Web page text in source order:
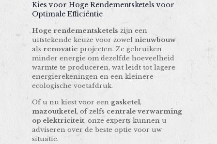
Kies voor Hoge Rendementsketels voor
Optimale Efficiëntie
Hoge rendementsketels zijn een
uitstekende keuze voor zowel nieuwbouw
als renovatie projecten. Ze gebruiken
minder energie om dezelfde hoeveelheid
warmte te produceren, wat leidt tot lagere
energierekeningen en een kleinere
ecologische voetafdruk.
Of u nu kiest voor eengasketel,
mazoutketel, of zelfs centrale verwarming
op elektriciteit, onze experts kunnen u
adviseren over de beste optie voor uw
situatie.